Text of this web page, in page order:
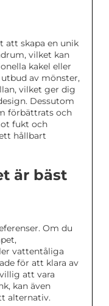
att skapa en unik
vilket kan
kakel eller
av mönster,
vilket ger dig
Dessutom
förbättrats och
fukt och
hållbart
är bäst
Om du
vattentåliga
för att klara av
att vara
kan även
alternativ.